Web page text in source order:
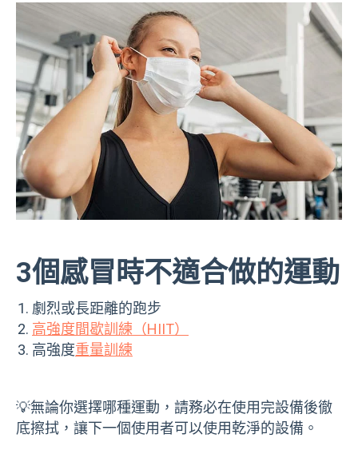
3個感冒時不適合做的運動
劇烈或長距離的跑步
高強度間歇訓練（HIIT）
高強度重量訓練
💡無論你選擇哪種運動，請務必在使用完設備後徹
底擦拭，讓下一個使用者可以使用乾淨的設備。